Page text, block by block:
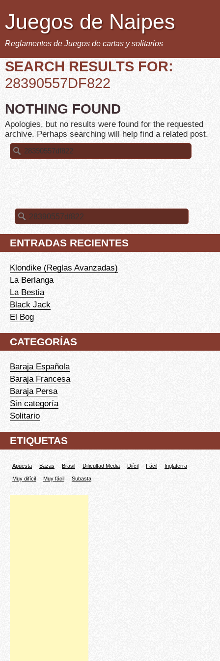
Juegos de Naipes
Reglamentos de Juegos de cartas y solitarios
SEARCH RESULTS FOR:
28390557DF822
NOTHING FOUND
Apologies, but no results were found for the requested
archive. Perhaps searching will help find a related post.
Buscar:
Buscar:
ENTRADAS RECIENTES
Klondike (Reglas Avanzadas)
La Berlanga
La Bestia
Black Jack
El Bog
CATEGORÍAS
Baraja Española
Baraja Francesa
Baraja Persa
Sin categoría
Solitario
ETIQUETAS
Apuesta Bazas Brasil Dificultad Media Diícil Fácil Inglaterra
Muy difícil Muy fácil Subasta